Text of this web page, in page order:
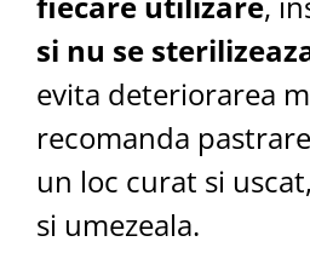
si nu se
evita deteriorarea
recomanda
un loc curat si
si umezeala.